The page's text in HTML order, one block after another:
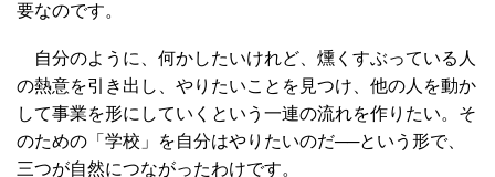
要なのです。
自分のように、何かしたいけれど、燻くすぶっている人
の熱意を引き出し、やりたいことを見つけ、他の人を動か
して事業を形にしていくという一連の流れを作りたい。そ
のための「学校」を自分はやりたいのだ──という形で、
三つが自然につながったわけです。